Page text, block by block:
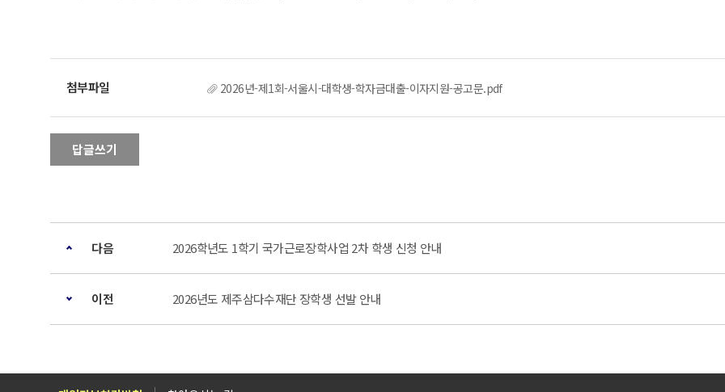
2026년-제1회-서울시-대학생-학자금대출-이자지원-공고문.pdf
답글쓰기
다음 2026학년도 1학기 국가근로장학사업 2차 학생 신청 안내
이전 2026년도 제주삼다수재단 장학생 선발 안내